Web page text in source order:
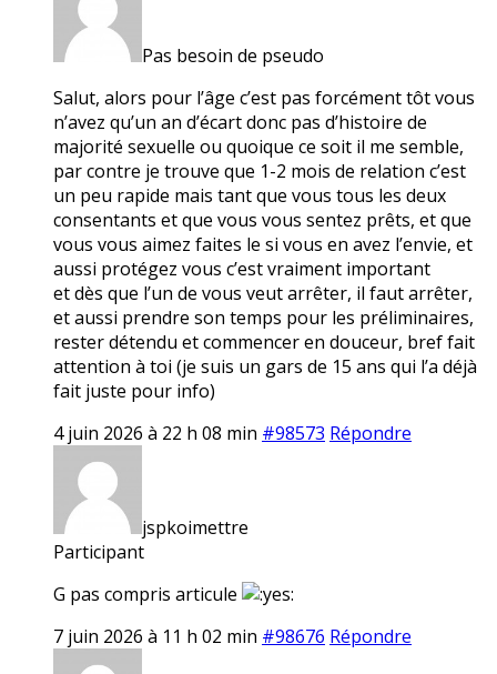
Pas besoin de pseudo
Salut, alors pour l’âge c’est pas forcément tôt vous
n’avez qu’un an d’écart donc pas d’histoire de
majorité sexuelle ou quoique ce soit il me semble,
par contre je trouve que 1-2 mois de relation c’est
un peu rapide mais tant que vous tous les deux
consentants et que vous vous sentez prêts, et que
vous vous aimez faites le si vous en avez l’envie, et
aussi protégez vous c’est vraiment important
et dès que l’un de vous veut arrêter, il faut arrêter,
et aussi prendre son temps pour les préliminaires,
rester détendu et commencer en douceur, bref fait
attention à toi (je suis un gars de 15 ans qui l’a déjà
fait juste pour info)
4 juin 2026 à 22 h 08 min #98573 Répondre
jspkoimettre
Participant
G pas compris articule
7 juin 2026 à 11 h 02 min #98676 Répondre